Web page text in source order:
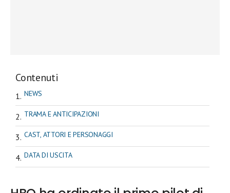
Contenuti
NEWS
TRAMA E ANTICIPAZIONI
CAST, ATTORI E PERSONAGGI
DATA DI USCITA